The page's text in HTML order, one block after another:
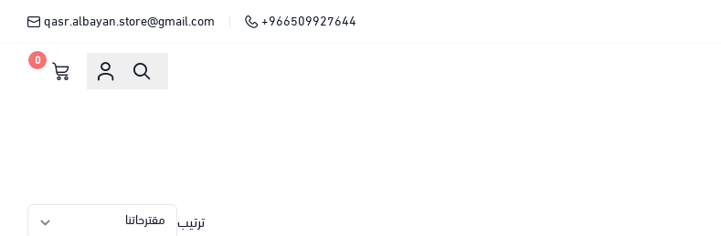
+966509927644
qasr.albayan.store@gmail.com
0
ترتيب